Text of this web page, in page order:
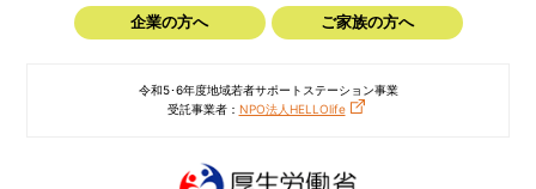
企業の方へ ご家族の方へ
令和5･6年度地域若者サポートステーション事業
受託事業者： NPO法人HELLOlife